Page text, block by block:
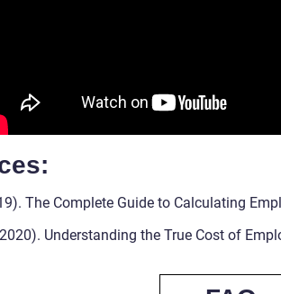
The Complete Guide to Calculating
Understanding the True Cost of